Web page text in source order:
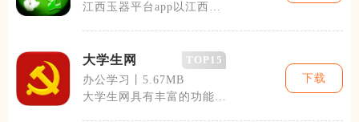
江西玉器平台app以江西丰
大学生网
TOP15
办公学习丨5.67MB
大学生网具有丰富的功能模
下载